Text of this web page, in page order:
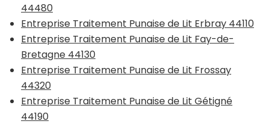
44480
Entreprise Traitement Punaise de Lit Erbray 44110
Entreprise Traitement Punaise de Lit Fay-de-
Bretagne 44130
Entreprise Traitement Punaise de Lit Frossay
44320
Entreprise Traitement Punaise de Lit Gétigné
44190